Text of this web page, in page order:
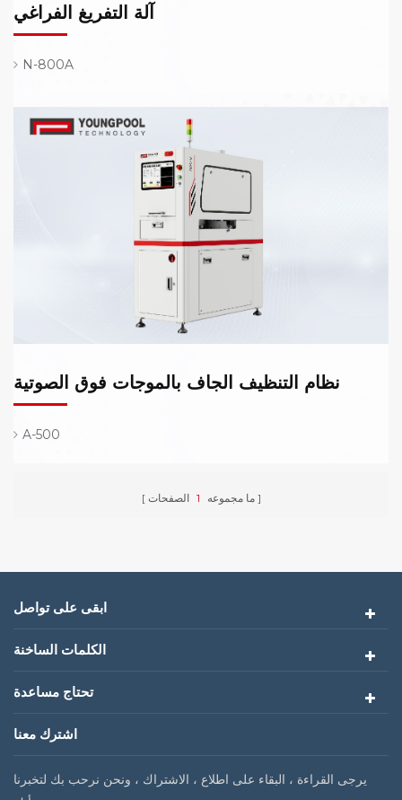
آلة التفريغ الفراغي
N-800A
نظام التنظيف الجاف بالموجات فوق الصوتية
A-500
ما مجموعه 1 الصفحات
ابقى على تواصل
الكلمات الساخنة
تحتاج مساعدة
اشترك معنا
يرجى القراءة ، البقاء على اطلاع ، الاشتراك ، ونحن نرحب بك لتخبرنا